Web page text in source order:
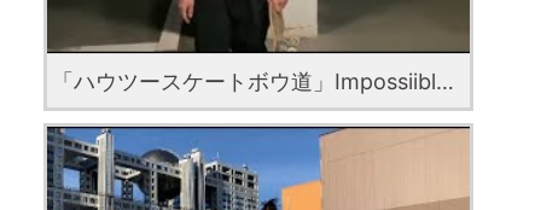
「ハウツースケートボウ道」Impossiible with fuma tsuzuki